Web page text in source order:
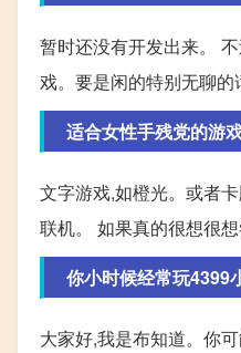
暂时还没有开发出来。
戏。要是闲的特别无聊的
适合女性手残党的游
文字游戏,如橙光。或者
联机。 如果真的很想很想
你小时候经常玩4399
大家好,我是布知道。你